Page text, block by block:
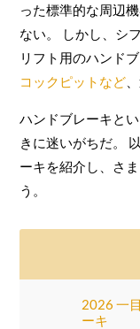
った標準的な周辺
ない。 しかし、シ
リフト用のハンド
コックピットなど
ハンドブレーキと
きに迷いがちだ。
ーキを紹介し、さ
う。
2026 一
ーキ